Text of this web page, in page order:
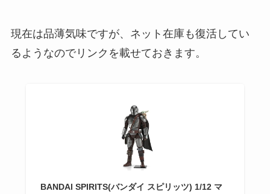
現在は品薄気味ですが、ネット在庫も復活してい
るようなのでリンクを載せておきます。
BANDAI SPIRITS(バンダイ スピリッツ) 1/12 マ